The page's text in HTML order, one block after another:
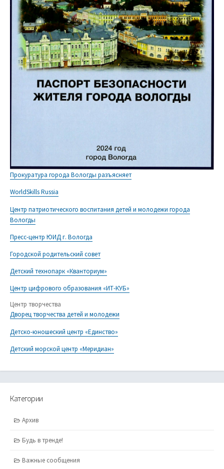
Прокуратура города Вологды разъясняет
WorldSkills Russia
Центр патриотического воспитания детей и молодежи города
Вологды
Пресс-центр ЮИД г. Вологда
Городской родительский совет
Детский технопарк «Кванториум»
Центр цифрового образования «ИТ-КУБ»
Центр творчества
Дворец творчества детей и молодежи
Детско-юношеский центр «Единство»
Детский морской центр «Меридиан»
Категории
Архив
Будь в тренде!
Важные сообщения